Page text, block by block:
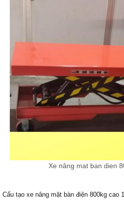
Xe nâng mat ban dien
Cấu tạo xe nâng mặt bàn điện 800kg cao